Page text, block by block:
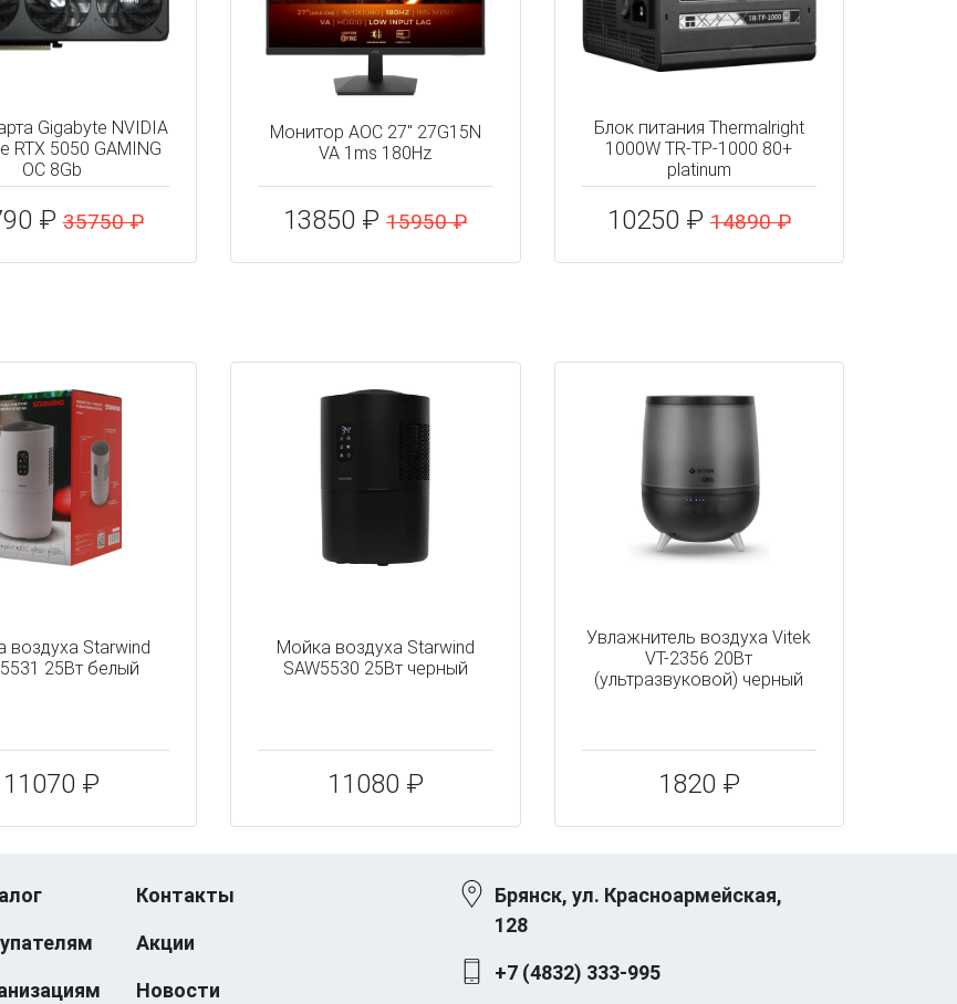
Gigabyte NVIDIA
RTX 5050 GAMING
OC 8Gb
₽35750 ₽
Монитор AOC 27" 27G15N
VA 1ms 180Hz
13850 ₽15950 ₽
Блок питания Thermalright
1000W TR-TP-1000 80+
platinum
10250 ₽14890 ₽
воздуха Starwind
25Вт белый
11070 ₽
Мойка воздуха Starwind
SAW5530 25Вт черный
11080 ₽
Увлажнитель воздуха Vitek
VT-2356 20Вт
(ультразвуковой) черный
1820 ₽
Контакты
Акции
Новости
Брянск, ул. Красноармейская,
128
+7 (4832) 333-995